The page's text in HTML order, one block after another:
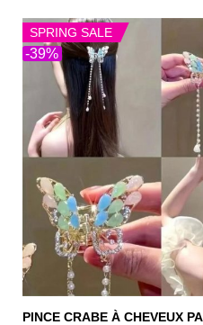
-39%
SPRING SALE
PINCE CRABE À CHEVEUX